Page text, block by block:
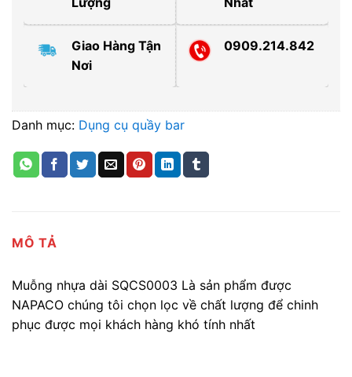
Giao Hàng Tận
Nơi
0909.214.842
Danh mục: Dụng cụ quầy bar
MÔ TẢ
Muỗng nhựa dài SQCS0003 Là sản phẩm được
NAPACO chúng tôi chọn lọc về chất lượng để chinh
phục được mọi khách hàng khó tính nhất